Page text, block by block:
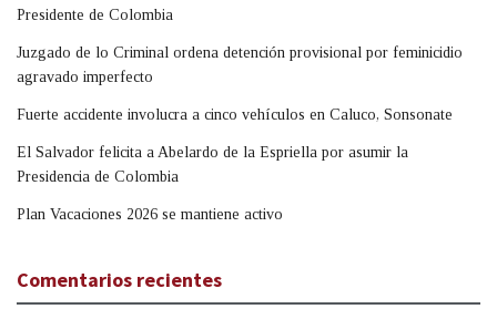
Presidente de Colombia
Juzgado de lo Criminal ordena detención provisional por feminicidio
agravado imperfecto
Fuerte accidente involucra a cinco vehículos en Caluco, Sonsonate
El Salvador felicita a Abelardo de la Espriella por asumir la
Presidencia de Colombia
Plan Vacaciones 2026 se mantiene activo
Comentarios recientes